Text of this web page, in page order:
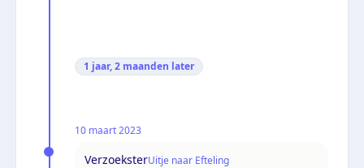
1 jaar, 2 maanden later
10 maart 2023
VerzoeksterUitje naar Efteling